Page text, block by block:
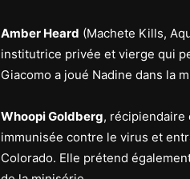
Amber Heard (Machete Kills,
institutrice privée et vierge qui
Giacomo a joué Nadine dans la
Whoopi Goldberg, récipiendaire
immunisée contre le virus et
Colorado. Elle prétend